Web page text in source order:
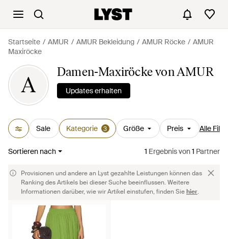
Startseite AMUR AMUR Bekleidung AMUR Röcke
AMUR
Maxiröcke
A
Damen-Maxiröcke von AMUR
Updates erhalten
Sale Kategorie 3 Größe Preis Alle
Sortieren nach 1 Ergebnisvon1 Partner
Provisionen und andere an Lyst gezahlte Leistungen können das
Ranking des Artikels bei dieser Suche beeinflussen. Weitere
Informationen darüber, wie wir Artikel einstufen, finden Siehier.